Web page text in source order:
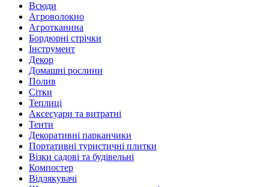
Всюди
Агроволокно
Агротканина
Бордюрні стрічки
Інструмент
Декор
Домашні рослини
Полив
Сітки
Теплиці
Аксесуари та витратні
Тенти
Декоративні парканчики
Портативні туристичні плитки
Візки садові та будівельні
Компостер
Відлякувачі